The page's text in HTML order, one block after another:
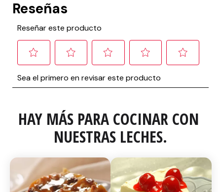
HAY MÁS PARA COCINAR CON
NUESTRAS LECHES.